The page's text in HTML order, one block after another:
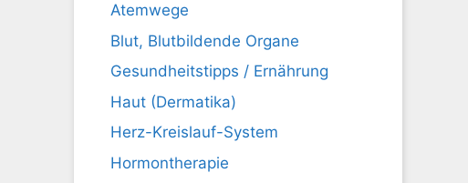
Atemwege
Blut, Blutbildende Organe
Gesundheitstipps / Ernährung
Haut (Dermatika)
Herz-Kreislauf-System
Hormontherapie